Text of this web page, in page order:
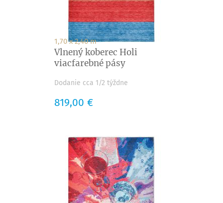
1,70 x 2,40 m
Vlnený koberec Holi
viacfarebné pásy
Dodanie cca 1/2 týždne
Cena
819,00 €